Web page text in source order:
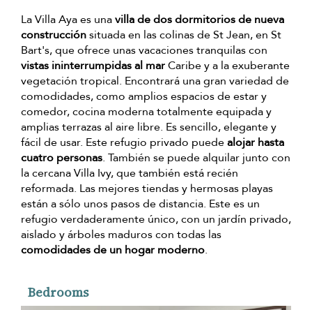
La Villa Aya es unavilla de dos dormitorios de nueva
construcciónsituada en las colinas de St Jean, en St
Bart's, que ofrece unas vacaciones tranquilas con
vistas ininterrumpidas al marCaribe y a la exuberante
vegetación tropical. Encontrará una gran variedad de
comodidades, como amplios espacios de estar y
comedor, cocina moderna totalmente equipada y
amplias terrazas al aire libre. Es sencillo, elegante y
fácil de usar. Este refugio privado puedealojar hasta
cuatro personas. También se puede alquilar junto con
la cercana Villa Ivy, que también está recién
reformada. Las mejores tiendas y hermosas playas
están a sólo unos pasos de distancia. Este es un
refugio verdaderamente único, con un jardín privado,
aislado y árboles maduros con todas las
comodidades de un hogar moderno.
Bedrooms